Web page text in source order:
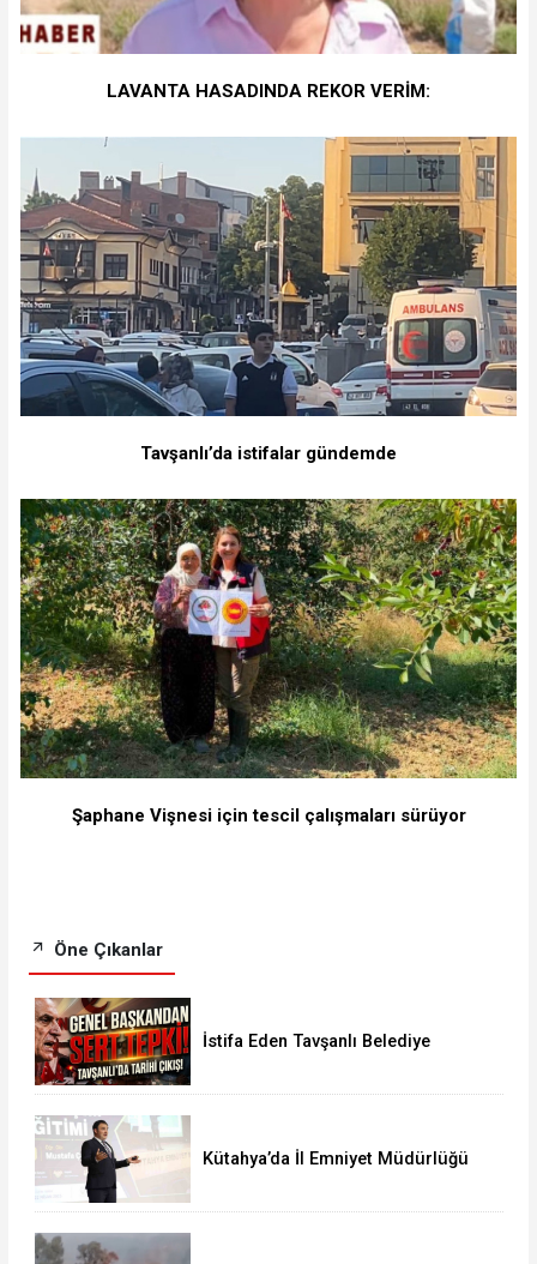
LAVANTA HASADINDA REKOR VERİM:
Tavşanlı’da istifalar gündemde
Şaphane Vişnesi için tescil çalışmaları sürüyor
Öne Çıkanlar
İstifa Eden Tavşanlı Belediye
Kütahya’da İl Emniyet Müdürlüğü